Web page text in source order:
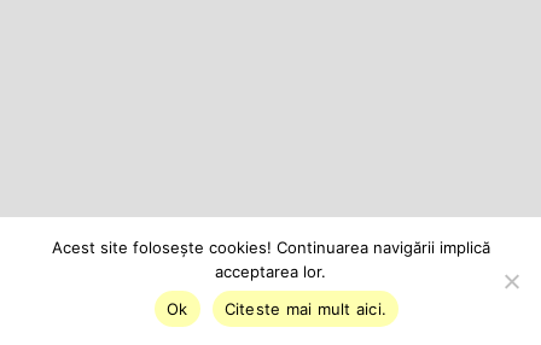
Acest site foloseşte cookies! Continuarea navigării implică
acceptarea lor.
Ok
Citeste mai mult aici.